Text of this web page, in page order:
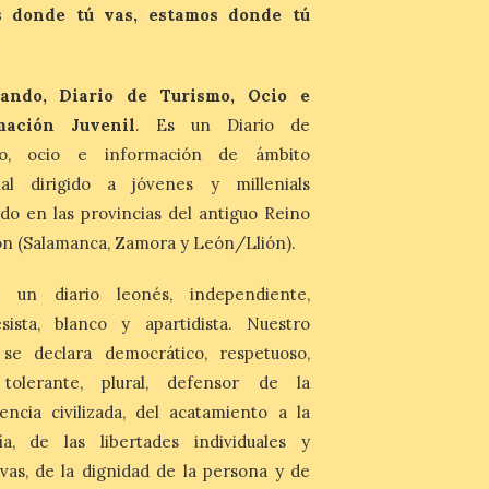
Los materiales ya pueden
recogerse gratuitamente
León e incluyen, además
del programa del evento, una guía
práctica con recomendaciones
observar el eclipse con seguridad León, 7
de agosto de 2026. La programación […]
donde tú vas, estamos donde tú
Diario de Turismo, Ocio e
Juvenil. Es un Diario de
ocio e información de ámbito
dirigido a jóvenes y millenials
en las provincias del antiguo Reino
(Salamanca, Zamora y León/Llión).
un diario leonés, independiente,
blanco y apartidista. Nuestro
declara democrático, respetuoso,
tolerante, plural, defensor de la
civilizada, del acatamiento a la
de las libertades individuales y
de la dignidad de la persona y de